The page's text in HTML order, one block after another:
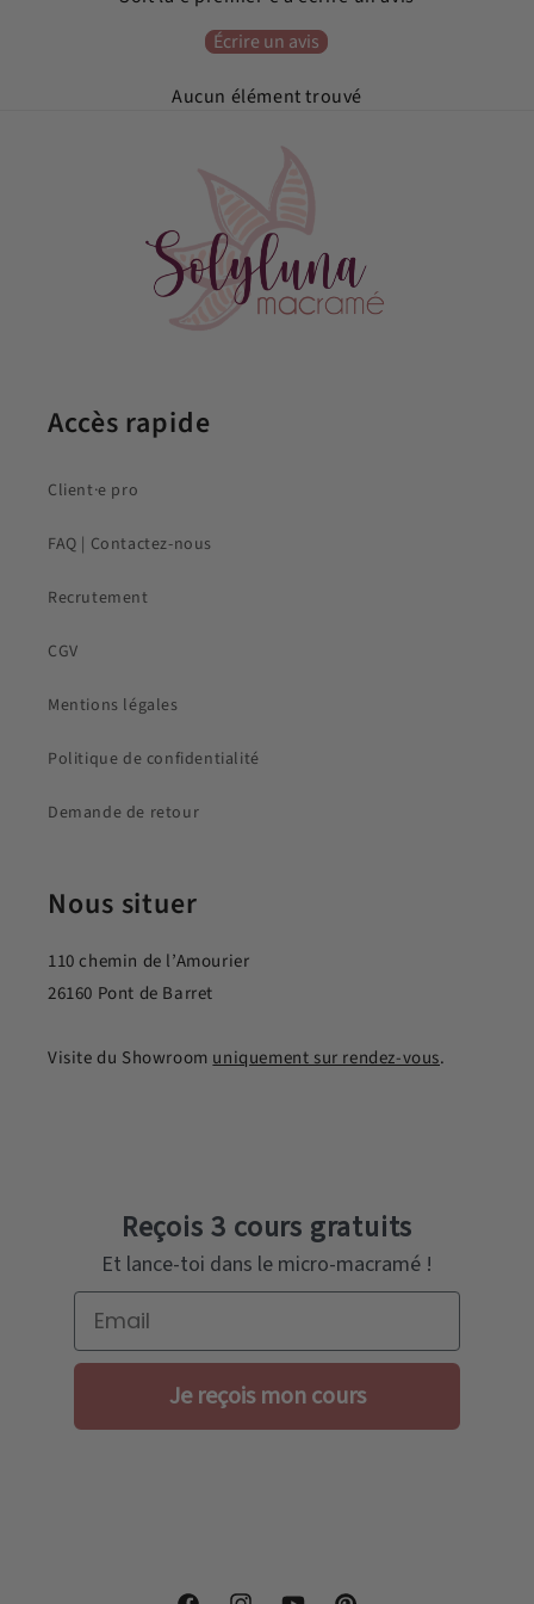
Écrire un avis
Aucun élément trouvé
Accès rapide
Client·e pro
FAQ | Contactez-nous
Recrutement
CGV
Mentions légales
Politique de confidentialité
Demande de retour
Nous situer
110 chemin de l’Amourier
26160 Pont de Barret
Visite du Showroom uniquement sur rendez-vous.
Reçois 3 cours gratuits
Et lance-toi dans le micro-macramé !
Email
Je reçois mon cours